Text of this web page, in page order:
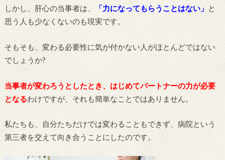
しかし、肝心の当事者は、 「力になってもらうことはない」 と
思う人も少なくないのも現実です。
そもそも、変わる必要性に気が付かない人がほとんどではない
でしょうか?
当事者が変わろうとしたとき、はじめてパートナーの力が必要
となるわけですが、それも簡単なことではありません。
私たちも、自分たちだけでは変わることもできず、病院という
第三者を交えて向き合うことにしたのです。